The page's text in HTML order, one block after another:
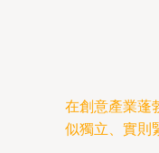
在創意產業蓬
似獨立、實則